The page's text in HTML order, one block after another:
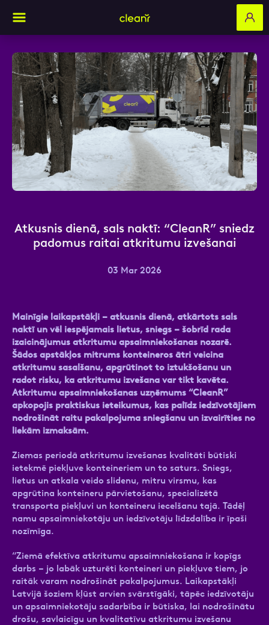
Atkusnis dienā, sals naktī: “CleanR” sniedz
padomus raitai atkritumu izvešanai
03 Mar 2026
Mainīgie laikapstākļi – atkusnis dienā, atkārtots sals
naktī un vēl iespējamais lietus, sniegs – šobrīd rada
izaicinājumus atkritumu apsaimniekošanas nozarē.
Šādos apstākļos mitrums konteineros ātri veicina
atkritumu sasalšanu, apgrūtinot to iztukšošanu un
radot risku, ka atkritumu izvešana var tikt kavēta.
Atkritumu apsaimniekošanas uzņēmums “CleanR”
apkopojis praktiskus ieteikumus, kas palīdz iedzīvotājiem
nodrošināt raitu pakalpojuma sniegšanu un izvairīties no
liekām izmaksām.
Ziemas periodā atkritumu izvešanas kvalitāti būtiski
ietekmē piekļuve konteineriem un to saturs. Sniegs,
lietus un atkala veido slidenu, mitru virsmu, kas
apgrūtina konteineru pārvietošanu, specializētā
transporta piekļuvi un konteineru iecelšanu tajā. Tādēļ
namu apsaimniekotāju un iedzīvotāju līdzdalība ir īpaši
nozīmīga.
“Ziemā efektīva atkritumu apsaimniekošana ir kopīgs
darbs – jo labāk uzturēti konteineri un piekļuve tiem, jo
raitāk varam nodrošināt pakalpojumus. Laikapstākļi
Latvijā šoziem kļūst arvien svārstīgāki, tāpēc iedzīvotāju
un apsaimniekotāju sadarbība ir būtiska, lai nodrošinātu
drošu, savlaicīgu un kvalitatīvu atkritumu izvešanu
Aizpildi pieteikuma formu un mēs ar tevi
sazināsimies
Vārds, Uzvārds
Ziņa
Atzīmējiet, ka piekrītat personas datu